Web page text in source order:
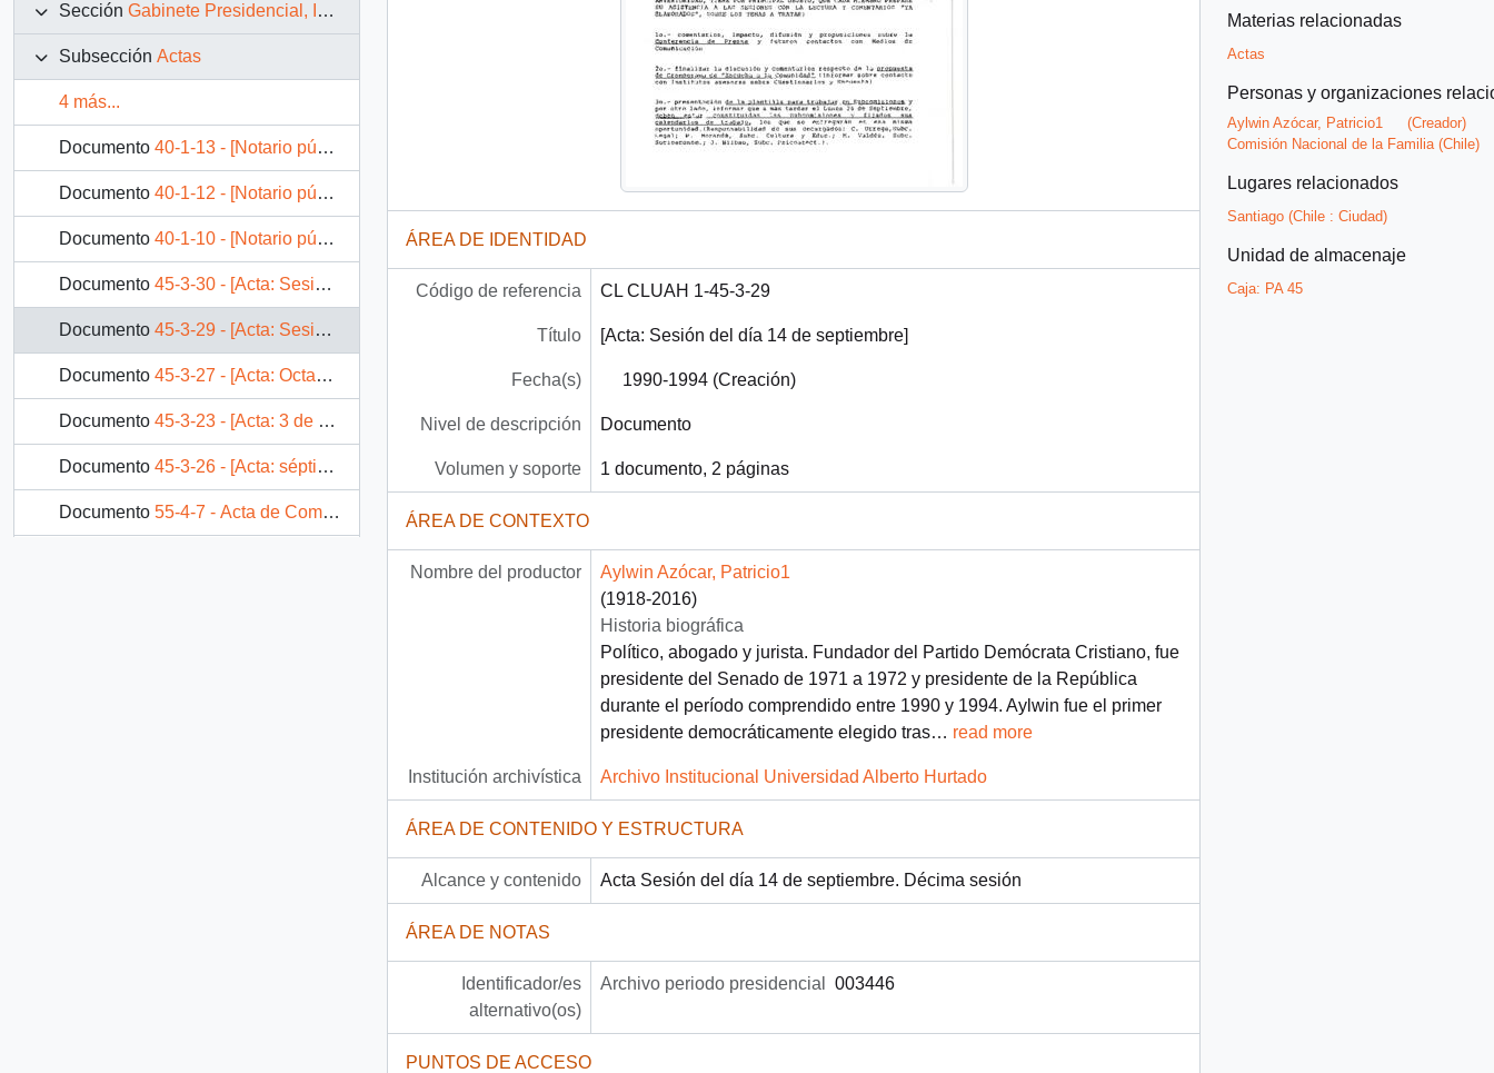
Sección Gabinete Presidencial, Instituciones y Servicios
Subsección Actas
4 más...
Documento 40-1-13 - [Notario público: Mandato general de administración y disposición de bienes]
Documento 40-1-12 - [Notario público: Modificación de Sociedad UCOM Ltda]
Documento 40-1-10 - [Notario público: Modificación de Sociedad "Servicios y abastecimientos MAC ltda]
Documento 45-3-30 - [Acta: Sesión Décimo Primera Comisión Nacional de la Familia]
Documento 45-3-29 - [Acta: Sesión del día 14 de septiembre]
Documento 45-3-27 - [Acta: Octava sesión de Comisión Nacional de la Familia]
Documento 45-3-23 - [Acta: 3 de agosto de 1992]
Documento 45-3-26 - [Acta: séptima sesión Comisión Nacional de la Familia]
Documento 55-4-7 - Acta de Compromiso : Proyecto RedChile
ÁREA DE IDENTIDAD
Código de referencia CL CLUAH 1-45-3-29
Título [Acta: Sesión del día 14 de septiembre]
Fecha(s) 1990-1994 (Creación)
Nivel de descripción Documento
Volumen y soporte 1 documento, 2 páginas
ÁREA DE CONTEXTO
Nombre del productor
Aylwin Azócar, Patricio1
(1918-2016)
Historia biográfica
Político, abogado y jurista. Fundador del Partido Demócrata Cristiano, fue
presidente del Senado de 1971 a 1972 y presidente de la República
durante el período comprendido entre 1990 y 1994. Aylwin fue el primer
presidente democráticamente elegido tras… read more
Institución archivística Archivo Institucional Universidad Alberto Hurtado
ÁREA DE CONTENIDO Y ESTRUCTURA
Alcance y contenido Acta Sesión del día 14 de septiembre. Décima sesión
ÁREA DE NOTAS
Identificador/es
alternativo(os)
Archivo periodo presidencial 003446
PUNTOS DE ACCESO
Materias relacionadas
Actas
Personas y organizaciones
Aylwin Azócar, Patricio1
(Creador)
Comisión Nacional de la Familia (Chile)
Lugares relacionados
Santiago (Chile : Ciudad)
Unidad de almacenaje
Caja: PA 45